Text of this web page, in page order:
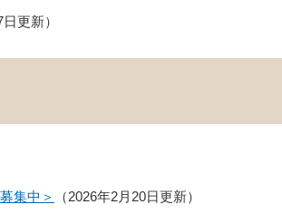
日更新
集中＞ 2026年2月20日更新